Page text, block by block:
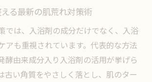
る最新の肌荒れ対策術
では、入浴剤の成分だけでなく、入浴
アも重視されています。代表的な方法
酵由来成分入り入浴剤の活用が挙げら
古い角質をやさしく落とし、肌のター